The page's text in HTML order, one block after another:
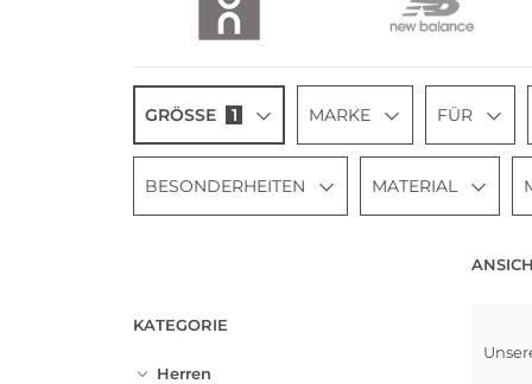
GRÖSSE 1 MARKE FÜR
BESONDERHEITEN MATERIAL
KATEGORIE
Herren